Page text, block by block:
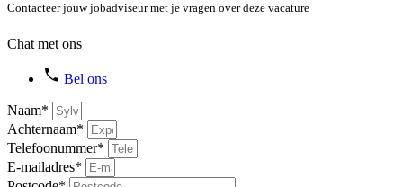
Contacteer jouw jobadviseur met je vragen over deze vacature
Chat met ons
Bel ons
Naam*
Achternaam*
Telefoonummer*
E-mailadres*